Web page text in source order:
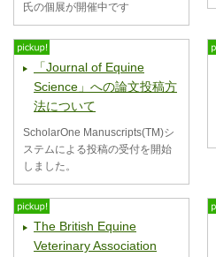
氏の個展が開催中です
「Journal of Equine
Science」への論文投稿方
法について
ScholarOne Manuscripts(TM)シ
ステムによる投稿の受付を開始
しました。
The British Equine
Veterinary Association